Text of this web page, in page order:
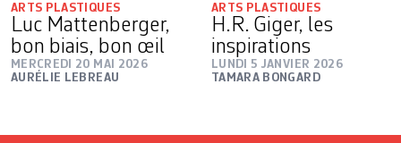
ARTS PLASTIQUES
Luc Mattenberger,
bon biais, bon œil
MERCREDI 20 MAI 2026
AURÉLIE LEBREAU
ARTS PLASTIQUES
H.R. Giger, les
inspirations
LUNDI 5 JANVIER 2026
TAMARA BONGARD